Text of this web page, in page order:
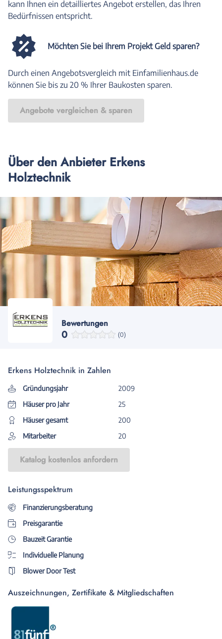
kann Ihnen ein detailliertes Angebot erstellen, das Ihren
Bedürfnissen entspricht.
Möchten Sie bei Ihrem Projekt Geld sparen?
Durch einen Angebotsvergleich mit Einfamilienhaus.de
können Sie bis zu 20 % Ihrer Baukosten sparen.
Angebote vergleichen & sparen
Über den Anbieter Erkens
Holztechnik
Bewertungen
0 (0)
Erkens Holztechnik in Zahlen
Gründungsjahr
2009
Häuser pro Jahr
25
Häuser gesamt
200
Mitarbeiter
20
Katalog kostenlos anfordern
Leistungsspektrum
Finanzierungsberatung
Preisgarantie
Bauzeit Garantie
Individuelle Planung
Blower Door Test
Auszeichnungen, Zertifikate & Mitgliedschaften